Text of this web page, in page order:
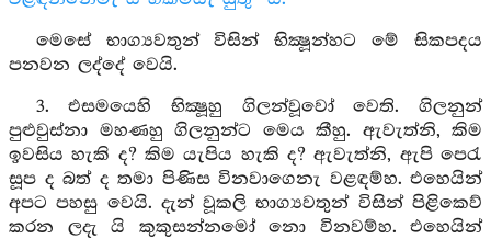
මෙසේ භාග්‍යවතුන් විසින් භික්‍ෂූන්හට මේ සිකපදය
පනවන ලද්දේ වෙයි.
3. එසමයෙහි භික්‍ෂූහු ගිලන්වූවෝ වෙති. ගිලනුන්
පුළුවුස්නා මහණහු ගිලනුන්ට මෙය කීහු. ඇවැත්නි, කිම
ඉවසිය හැකි ද? කිම යැපිය හැකි ද? ඇවැත්නි, ඇපි පෙරැ
සූප ද බත් ද තමා පිණිස විනවාගෙනැ වළඳම්හ. එහෙයින්
අපට පහසු වෙයි. දැන් වූකලි භාග්‍යවතුන් විසින් පිළිකෙව්
කරන ලදැ යි කුකුසන්නමෝ නො විනවම්හ. එහෙයින්